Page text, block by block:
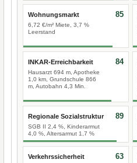
Wohnungsmarkt
6,72 €/m² Miete, 3,7 %
Leerstand
85
INKAR-Erreichbarkeit
Hausarzt 694 m, Apotheke
1,0 km, Grundschule 866
m, Autobahn 4,3 Min.
84
Regionale Sozialstruktur
SGB II 2,4 %, Kinderarmut
4,0 %, Altersarmut 1,7 %
89
Verkehrssicherheit 63